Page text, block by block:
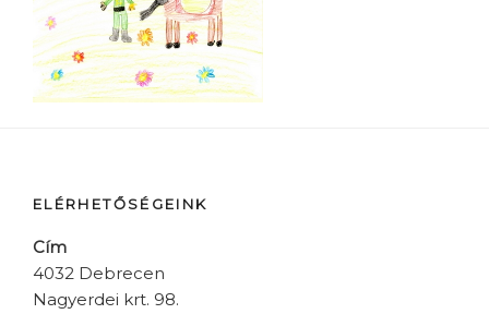
ELÉRHETŐSÉGEINK
Cím
4032 Debrecen
Nagyerdei krt. 98.